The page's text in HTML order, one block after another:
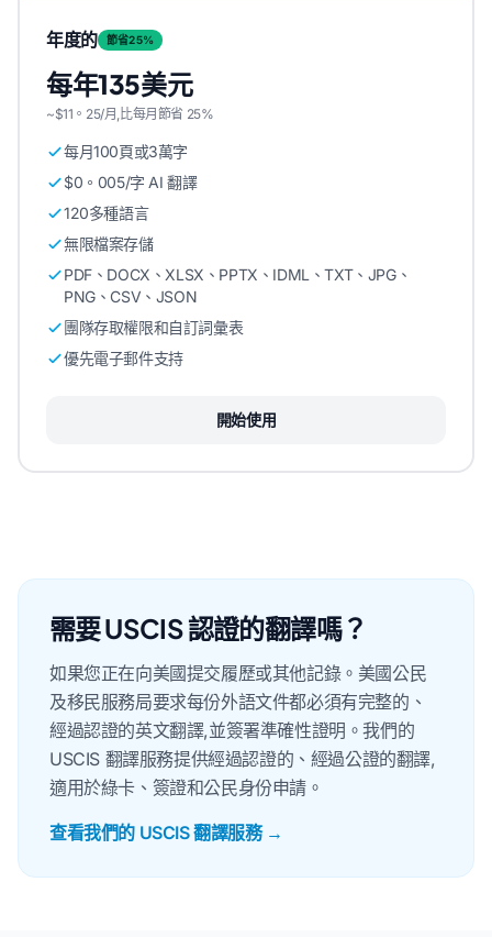
年度的 節省25%
每年135美元
~$11。25/月,比每月節省 25%
每月100頁或3萬字
$0。005/字 AI 翻譯
120多種語言
無限檔案存儲
PDF、DOCX、XLSX、PPTX、IDML、TXT、JPG、
PNG、CSV、JSON
團隊存取權限和自訂詞彙表
優先電子郵件支持
開始使用
需要 USCIS 認證的翻譯嗎？
如果您正在向美國提交履歷或其他記錄。美國公民
及移民服務局要求每份外語文件都必須有完整的、
經過認證的英文翻譯,並簽署準確性證明。我們的
USCIS 翻譯服務提供經過認證的、經過公證的翻譯,
適用於綠卡、簽證和公民身份申請。
查看我們的 USCIS 翻譯服務 →